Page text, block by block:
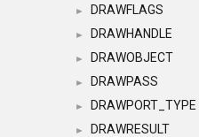
► DRAWFLAGS
► DRAWHANDLE
► DRAWOBJECT
► DRAWPASS
► DRAWPORT_TYPE
► DRAWRESULT